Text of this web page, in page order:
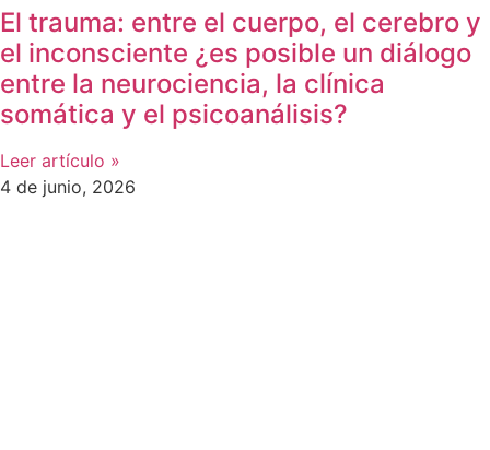
El trauma: entre el cuerpo, el cerebro y
el inconsciente ¿es posible un diálogo
entre la neurociencia, la clínica
somática y el psicoanálisis?
Leer artículo »
4 de junio, 2026